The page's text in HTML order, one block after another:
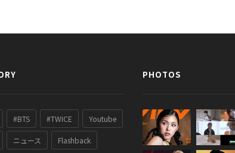
#BTS #TWICE Youtube
ニュース Flashback
PHOTOS